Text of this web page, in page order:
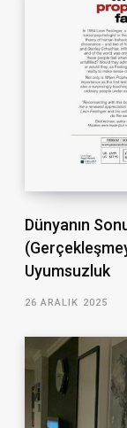
Dünyanın
Uyumsuzluk
26 ARALIK 2025